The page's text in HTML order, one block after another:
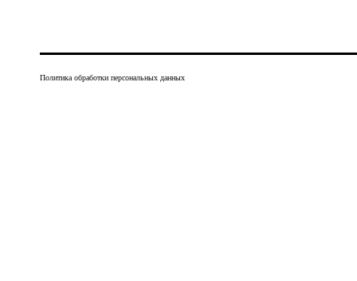
Политика обработки персональных данных